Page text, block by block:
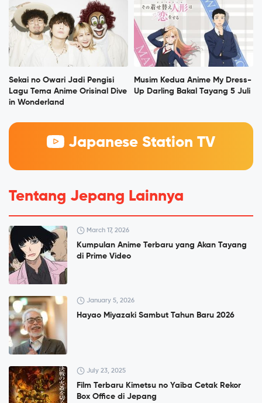
Sekai no Owari Jadi Pengisi
Lagu Tema Anime Orisinal Dive
in Wonderland
Musim Kedua Anime My Dress-
Up Darling Bakal Tayang 5 Juli
Japanese Station TV
Tentang Jepang Lainnya
March 17, 2026
Kumpulan Anime Terbaru yang Akan Tayang
di Prime Video
January 5, 2026
Hayao Miyazaki Sambut Tahun Baru 2026
July 23, 2025
Film Terbaru Kimetsu no Yaiba Cetak Rekor
Box Office di Jepang